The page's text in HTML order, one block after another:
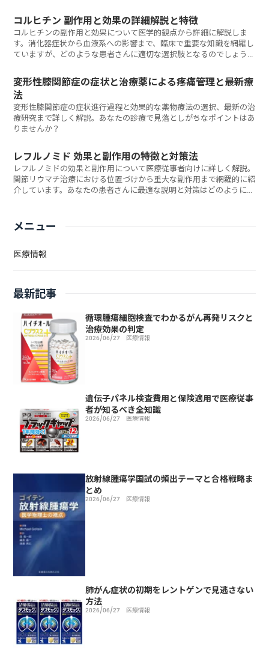
コルヒチン 副作用と効果の詳細解説と特徴
コルヒチンの副作用と効果について医学的観点から詳細に解説しま
す。消化器症状から血液系への影響まで、臨床で重要な知識を網羅し
ていますが、どのような患者さんに適切な選択肢となるのでしょう
変形性膝関節症の症状と治療薬による疼痛管理と最新療
法
変形性膝関節症の症状進行過程と効果的な薬物療法の選択、最新の治
療研究まで詳しく解説。あなたの診療で見落としがちなポイントはあ
りませんか？
レフルノミド 効果と副作用の特徴と対策法
レフルノミドの効果と副作用について医療従事者向けに詳しく解説。
関節リウマチ治療における位置づけから重大な副作用まで網羅的に紹
介しています。あなたの患者さんに最適な説明と対策はどのように伝
メニュー
医療情報
最新記事
循環腫瘍細胞検査でわかるがん再発リスクと
治療効果の判定
2026/06/27 医療情報
遺伝子パネル検査費用と保険適用で医療従事
者が知るべき全知識
2026/06/27 医療情報
放射線腫瘍学国試の頻出テーマと合格戦略ま
とめ
2026/06/27 医療情報
肺がん症状の初期をレントゲンで見逃さない
方法
2026/06/27 医療情報